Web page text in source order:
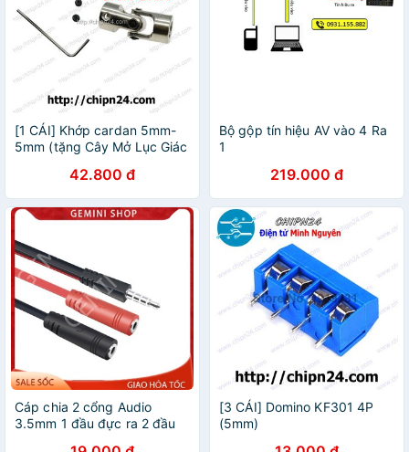
[1 CÁI] Khớp cardan 5mm-
5mm (tặng Cây Mở Lục Giác
42.800 đ
Bộ gộp tín hiệu AV vào 4 Ra
1
219.000 đ
Cáp chia 2 cổng Audio
3.5mm 1 đầu đực ra 2 đầu
[3 CÁI] Domino KF301 4P
(5mm)